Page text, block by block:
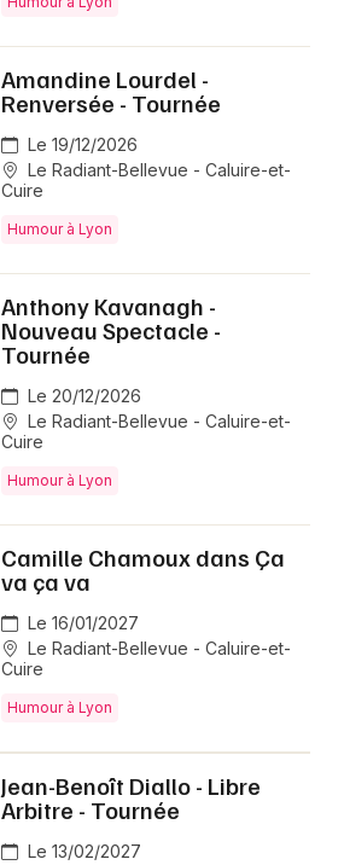
Amandine Lourdel -
Renversée - Tournée
Le 19/12/2026
Le Radiant-Bellevue - Caluire-et-
Cuire
Humour à Lyon
Anthony Kavanagh -
Nouveau Spectacle -
Tournée
Le 20/12/2026
Le Radiant-Bellevue - Caluire-et-
Cuire
Humour à Lyon
Camille Chamoux dans Ça
va ça va
Le 16/01/2027
Le Radiant-Bellevue - Caluire-et-
Cuire
Humour à Lyon
Jean-Benoît Diallo - Libre
Arbitre - Tournée
Le 13/02/2027